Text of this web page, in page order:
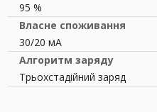
95 %
Власне споживання
30/20 мА
Алгоритм заряду
Трьохстадійний заряд